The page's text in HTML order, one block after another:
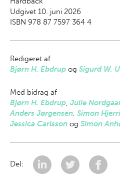
Udgivet 10. juni 2026
ISBN 978 87 7597 364 4
Redigeret af
Bjørn H. Ebdrup og Sigurd W.
Med bidrag af
Bjørn H. Ebdrup, Julie
Anders Jørgensen, Simon
Jessica Carlsson og Simon
Del: